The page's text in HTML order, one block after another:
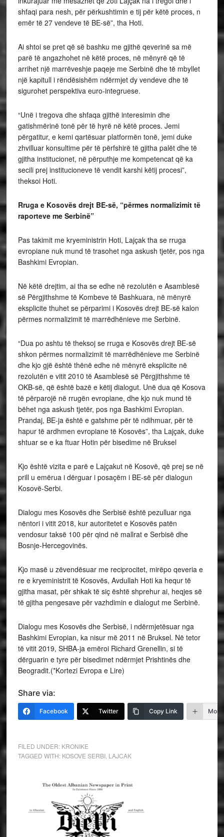
shfaqi para nesh, për përkushtimin e tij për këtë proces, n
emër të 27 vendeve të BE-së”, tha Hoti.
Ai shtoi se pret që së bashku me gjithë qeverinë sa më
parë të angazhohet në këtë proces, në mënyrë që të
arrihet një marrëveshje paqeje me Serbinë dhe të mbyllet
një kapitull i rëndësishëm ndërmjet dy vendeve dhe të
sigurohet perspektiva euro-integruese.
“Unë i tregova dhe shfaqa gjithë interesimin dhe
gatishmërinë tonë për të hyrë në këtë proces. Jemi
përgatitur, e kemi qartësuar platformën tonë, jemi duke
zhvilluar konsultime për të përfshirë të gjitha palët dhe të
gjitha institucionet, në përputhje me kompetencat që ka
secili prej institucioneve të vendit karshi këtij procesi”,
theksoi Hoti.
Rruga e Kosovës drejt BE-së, “përmes normalizimit të
raporteve me Serbinë”
Pas takimit me kryeministrin Hoti, Lajçak tha se rruga
evropiane nuk mund të trasohet nga askush tjetër, pos nga
Bashkimi Evropian.
Në këtë drejtim, ai tha se edhe në rezolutën e Asamblesë
së Përgjithshme të Kombeve të Bashkuara, në mënyrë
eksplicite thuhet se përparimi i Kosovës drejt BE-së kalon
përmes normalizimit të marrëdhënieve me Serbinë.
“Dua po ashtu të theksoj se rruga e Kosovës drejt BE-së
shkon përmes normalizimit të marrëdhënieve me Serbinë
dhe kjo gjë është thënë edhe në mënyrë eksplicite në
rezolutën e vitit 2010 të Asamblesë së Përgjithshme të
OKB-së, që është bazë e këtij dialogut. Unë dua që Kosova
të përparojë në rrugën evropiane, dhe kjo nuk mund të
bëhet nga askush tjetër, pos nga Bashkimi Evropian.
Prandaj, BE-ja është e gatshme për të ndihmuar, për të
hapur të ardhmen evropiane të Kosovës”, tha Lajçak, duke
shtuar se e ka ftuar Hotin për bisedime në Bruksel
Kjo është vizita e parë e Lajçakut në Kosovë, që prej se në
prill u emërua i dërguar i posaçëm i BE-së për dialogun
Kosovë-Serbi.
Dialogu mes Kosovës dhe Serbisë është pezulluar nga
nëntori i vitit 2018, kur autoritetet e Kosovës patën
vendosur taksë 100 për qind në mallrat e Serbisë dhe
Bosnje-Hercegovinës.
Kjo masë u zëvendësuar me reciprocitet, mirëpo qeveria e
re e kryeministrit të Kosovës, Avdullah Hoti ka hequr të
gjitha masat, për shkak të siç është shprehur ai, heqjes së
të gjitha pengesave për vazhdimin e dialogut me Serbinë.
Dialogu mes Kosovës dhe Serbisë, i ndërmjetësuar nga
Bashkimi Evropian, ka nisur më 2011 në Bruksel. Në tetor
të vitit 2019, SHBA-ja emëroi Richard Grenellin, si të
dërguarin e tyre për bisedimet ndërmjet Prishtinës dhe
Beogradit.(*Kortezi Evropa e Lire)
Share via:
Facebook Twitter Copy Link More
FILED UNDER: KRONIKE
TAGGED WITH: KOSOVE SERBI, LAJCAK